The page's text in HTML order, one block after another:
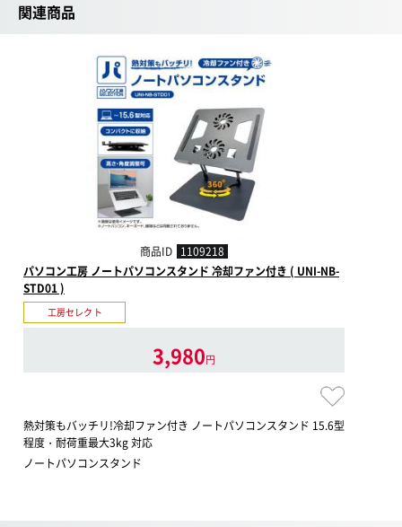
関連商品
商品ID 1109218
パソコン工房 ノートパソコンスタンド 冷却ファン付き ( UNI-NB-
STD01 )
工房セレクト
3,980円
熱対策もバッチリ!冷却ファン付き ノートパソコンスタンド 15.6型
程度・耐荷重最大3kg 対応
ノートパソコンスタンド